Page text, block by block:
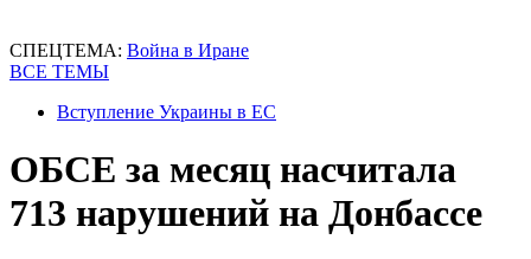
СПЕЦТЕМА: Война в Иране
ВСЕ ТЕМЫ
Вступление Украины в ЕС
ОБСЕ за месяц насчитала
713 нарушений на Донбассе